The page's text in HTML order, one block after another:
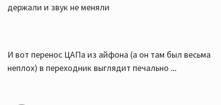
держали и звук не меняли
И вот перенос ЦАПа из айфона (а он там был весьма
неплох) в переходник выглядит печально ...